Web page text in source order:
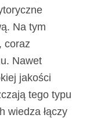
Na tym
coraz
Nawet
jakości
tego typu
wiedza łączy